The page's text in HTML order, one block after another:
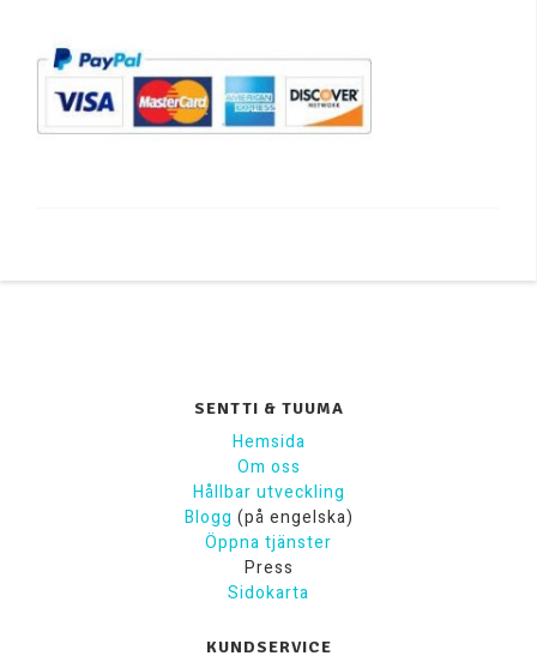
SENTTI & TUUMA
Hemsida
Om oss
Hållbar utveckling
Blogg (på engelska)
Öppna tjänster
Press
Sidokarta
KUNDSERVICE